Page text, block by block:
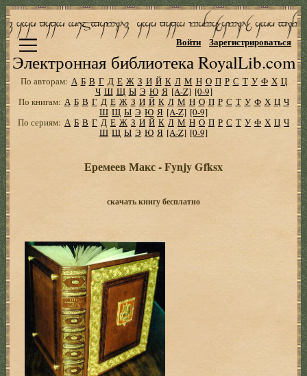
Электронная библиотека RoyalLib.com
Войти Зарегистрироваться
По авторам: А Б В Г Д Е Ж З И Й К Л М Н О П Р С Т У Ф Х Ц
Ч Ш Щ Ы Э Ю Я [A-Z] [0-9]
По книгам: А Б В Г Д Е Ж З И Й К Л М Н О П Р С Т У Ф Х Ц Ч
Ш Щ Ы Э Ю Я [A-Z] [0-9]
По сериям: А Б В Г Д Е Ж З И Й К Л М Н О П Р С Т У Ф Х Ц Ч
Ш Щ Ы Э Ю Я [A-Z] [0-9]
Еремеев Макс - Fynjy Gfksx
скачать книгу бесплатно